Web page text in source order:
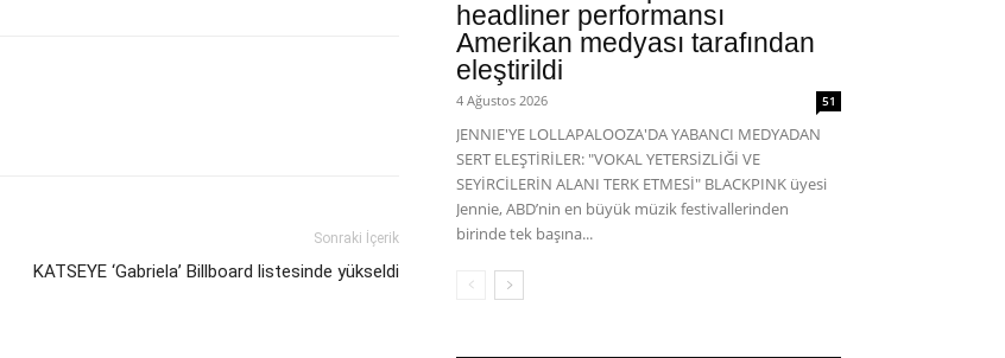
Sonraki İçerik
KATSEYE ‘Gabriela’ Billboard listesinde yükseldi
headliner performansı
Amerikan medyası tarafından
eleştirildi
4 Ağustos 2026 51
JENNIE'YE LOLLAPALOOZA'DA YABANCI MEDYADAN
SERT ELEŞTİRİLER: "VOKAL YETERSİZLİĞİ VE
SEYİRCİLERİN ALANI TERK ETMESİ" BLACKPINK üyesi
Jennie, ABD’nin en büyük müzik festivallerinden
birinde tek başına...